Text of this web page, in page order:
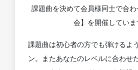
課題曲を決めて会員様同士で合
会】を開催していま
課題曲は初心者の方でも弾けるよ
ン。またあなたのレベルに合わせ